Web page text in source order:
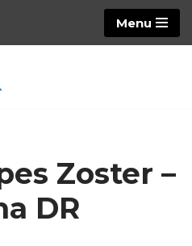
Menu
Zoster –
DR